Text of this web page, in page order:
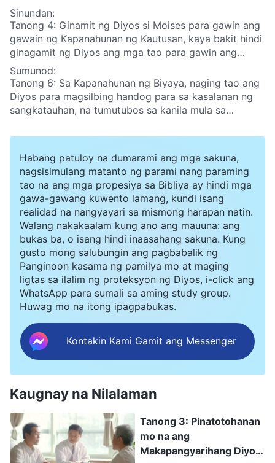
Sinundan:
Tanong 4: Ginamit ng Diyos si Moises para gawin ang
gawain ng Kapanahunan ng Kautusan, kaya bakit hindi
ginagamit ng Diyos ang mga tao para gawin ang
Kanyang gawain ng paghatol sa mga huling araw?
Kailangan ba Niya talagang maging tao para gawin ito
Mismo?
Sumunod:
Tanong 6: Sa Kapanahunan ng Biyaya, naging tao ang
Diyos para magsilbing handog para sa kasalanan ng
sangkatauhan, na tumutubos sa kanila mula sa
Diyos para ipahayag ang katotohanan at gawin ang
at iligtas ang tao. Kaya bakit kailangang dalawang
beses na magkatawang-tao ang Diyos para gawin ang
pagliligtas sa sangkatauhan? At ano ang tunay na
kabuluhan ng dalawang beses na pagkakatawang-tao
ng Diyos?
Habang patuloy na dumarami ang mga sakuna,
nagsisimulang matanto ng parami nang paraming
tao na ang mga propesiya sa Bibliya ay hindi mga
gawa-gawang kuwento lamang, kundi isang
realidad na nangyayari sa mismong harapan natin.
Walang nakakaalam kung ano ang mauuna: ang
bukas ba, o isang hindi inaasahang sakuna. Kung
gusto mong salubungin ang pagbabalik ng
Panginoon kasama ng pamilya mo at maging
ligtas sa ilalim ng proteksyon ng Diyos, i-click ang
WhatsApp para sumali sa aming study group.
Huwag mo na itong ipagpabukas.
Kontakin Kami Gamit ang Messenger
Kaugnay na Nilalaman
Tanong 3: Pinatotohanan
mo na ang
Makapangyarihang Diyos